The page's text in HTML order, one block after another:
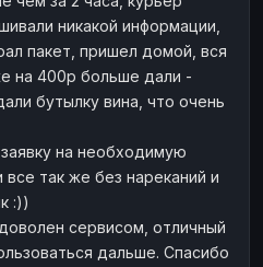
никакой информации,
пакет, пришел домой, вся
на 400р больше дали -
бутылку вина, что очень
на необходимую
так же без нареканий и
:))
сервисом, отличный
дальше. Спасибо